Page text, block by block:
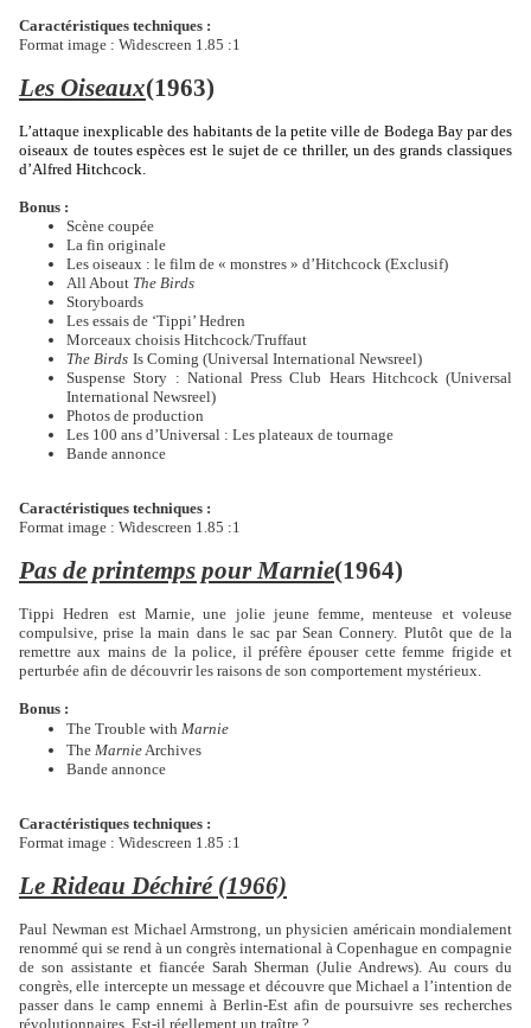
Caractéristiques techniques :
Format image : Widescreen 1.85 :1
Les Oiseaux(1963)
L’attaque inexplicable des habitants de la petite ville de Bodega Bay par des
oiseaux de toutes espèces est le sujet de ce thriller, un des grands classiques
d’Alfred Hitchcock.
Bonus :
Scène coupée
La fin originale
Les oiseaux : le film de « monstres » d’Hitchcock (Exclusif)
All About The Birds
Storyboards
Les essais de ‘Tippi’ Hedren
Morceaux choisis Hitchcock/Truffaut
The Birds Is Coming (Universal International Newsreel)
Suspense Story : National Press Club Hears Hitchcock (Universal
International Newsreel)
Photos de production
Les 100 ans d’Universal : Les plateaux de tournage
Bande annonce
Caractéristiques techniques :
Format image : Widescreen 1.85 :1
Pas de printemps pour Marnie(1964)
Tippi Hedren est Marnie, une jolie jeune femme, menteuse et voleuse
compulsive, prise la main dans le sac par Sean Connery. Plutôt que de la
remettre aux mains de la police, il préfère épouser cette femme frigide et
perturbée afin de découvrir les raisons de son comportement mystérieux.
Bonus :
The Trouble with Marnie
The Marnie Archives
Bande annonce
Caractéristiques techniques :
Format image : Widescreen 1.85 :1
Le Rideau Déchiré (1966)
Paul Newman est Michael Armstrong, un physicien américain mondialement
renommé qui se rend à un congrès international à Copenhague en compagnie
de son assistante et fiancée Sarah Sherman (Julie Andrews). Au cours du
congrès, elle intercepte un message et découvre que Michael a l’intention de
passer dans le camp ennemi à Berlin-Est afin de poursuivre ses recherches
révolutionnaires. Est-il réellement un traître ?